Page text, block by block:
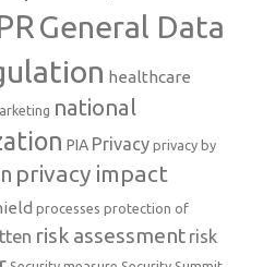
General Data
healthcare
national
PIA Privacy privacy by
privacy impact
processes protection of
risk assessment risk